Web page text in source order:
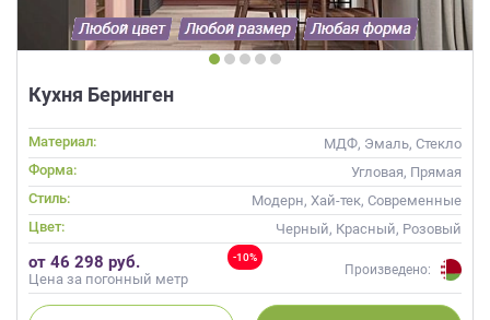
Кухня Беринген
Материал:
МДФ, Эмаль, Стекло
Форма:
Угловая, Прямая
Стиль:
Модерн, Хай-тек, Современные
Цвет:
Черный, Красный, Розовый
-10%
от 46 298 руб.
Цена за погонный метр
Произведено: